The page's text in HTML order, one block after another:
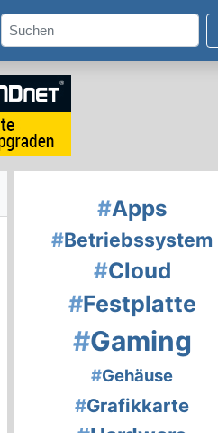
#Apps
#Betriebssystem
#Cloud
#Festplatte
#Gaming
#Gehäuse
#Grafikkarte